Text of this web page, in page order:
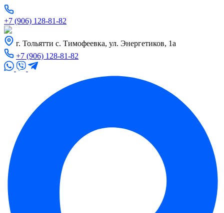
+7 (906) 128-81-82
г. Тольятти с. Тимофеевка, ул. Энергетиков, 1а
+7 (906) 128-81-82